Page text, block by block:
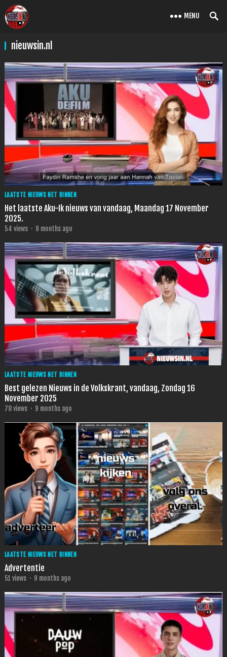
MENU
nieuwsin.nl
LAATSTE NIEUWS NET BINNEN
Het laatste Aku-Ik nieuws van vandaag, Maandag 17 November
2025.
54 views · 9 months ago
LAATSTE NIEUWS NET BINNEN
Best gelezen Nieuws in de Volkskrant, vandaag, Zondag 16
November 2025
78views · 9 months ago
LAATSTE NIEUWS NET BINNEN
Advertentie
51 views · 9 months ago